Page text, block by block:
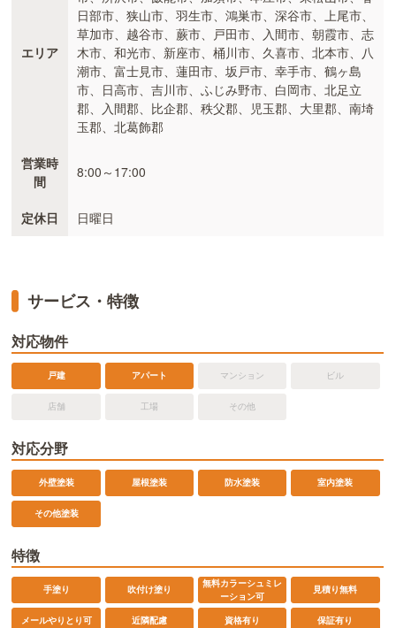
エリア
日部市、狭山市、羽生市、鴻巣市、深谷市、上尾市、
草加市、越谷市、蕨市、戸田市、入間市、朝霞市、志
木市、和光市、新座市、桶川市、久喜市、北本市、八
潮市、富士見市、蓮田市、坂戸市、幸手市、鶴ヶ島
市、日高市、吉川市、ふじみ野市、白岡市、北足立
郡、入間郡、比企郡、秩父郡、児玉郡、大里郡、南埼
玉郡、北葛飾郡
営業時
間
8:00～17:00
定休日 日曜日
サービス・特徴
対応物件
戸建 アパート マンション ビル
店舗 工場 その他
対応分野
外壁塗装 屋根塗装 防水塗装 室内塗装
その他塗装
特徴
手塗り 吹付け塗り
無料カラーシュミレ
ーション可
見積り無料
メールやりとり可 近隣配慮 資格有り 保証有り